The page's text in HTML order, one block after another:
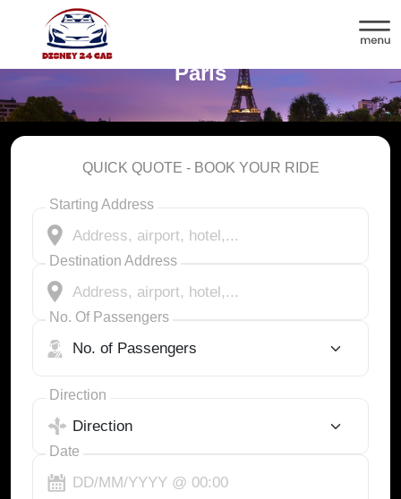
Buchen Sie Ihr Taxi für Disneyland
Paris
QUICK QUOTE - BOOK YOUR RIDE
Starting Address
Destination Address
No. Of Passengers
Direction
Date